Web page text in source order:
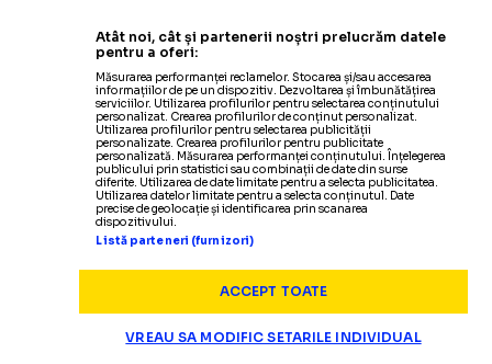
20.04.2022
Andy Murray, schimbare de plan-Importantul
turneu ATP pe zgură la care va participa
Simona Halep și turneul la care va
reveni pe teren
Citește mai mult
vânzarea turneului de tenis de la
Madrid
Citește mai mult
​Madrid Open: David Goffin, Karen Khachanov,
Kristina Mladenovic şi Eugenie Bouchard vor
participa la turneul virtual
03.08.2018
11.05.2018
Atât noi, cât și partenerii noștri prelucrăm datele
pentru a oferi:
Măsurarea performanței reclamelor. Stocarea și/sau accesarea
informațiilor de pe un dispozitiv. Dezvoltarea și îmbunătățirea
serviciilor. Utilizarea profilurilor pentru selectarea conținutului
personalizat. Crearea profilurilor de conținut personalizat.
Utilizarea profilurilor pentru selectarea publicității
personalizate. Crearea profilurilor pentru publicitate
personalizată. Măsurarea performanței conținutului. Înțelegerea
publicului prin statistici sau combinații de date din surse
diferite. Utilizarea de date limitate pentru a selecta publicitatea.
Utilizarea datelor limitate pentru a selecta conținutul. Date
precise de geolocație și identificarea prin scanarea
dispozitivului.
Listă parteneri (furnizori)
ACCEPT TOATE
VREAU SA MODIFIC SETARILE INDIVIDUAL